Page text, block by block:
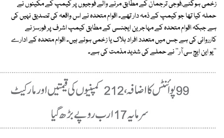
زخمی ہوگئے،فوجی ترجمان کے مطابق مرنے والے فوجیوں پر کیمپ کے مکینوں نے
حملہ کیا تھا جو کیمپ کے ذمہ دار تھے۔ اقوام متحدہ نے اس واقعہ کی تصدیق نہیں کی
ہے جبکہ اقوام متحدہ کے مہاجرین ایجنسی کے مطابق کیمپ اشرف پر فورسز نے
کارروائی کی ہے جس میں متعدد افراد ہلاک یا زخمی ہوئے ہیں۔ اقوام متحدہ کے ادارے
''یو این ایچ سی آر'' نے حملے کی شدید مذمت کی ہے۔